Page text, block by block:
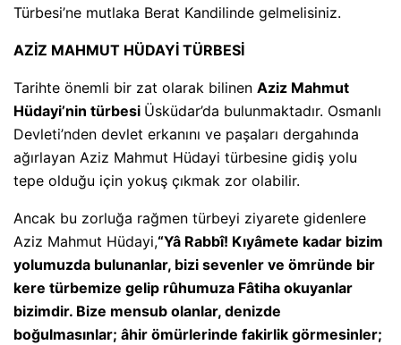
Türbesi’ne mutlaka Berat Kandilinde gelmelisiniz.
AZİZ MAHMUT HÜDAYİ TÜRBESİ
Tarihte önemli bir zat olarak bilinen Aziz Mahmut
Hüdayi’nin türbesi Üsküdar’da bulunmaktadır. Osmanlı
Devleti’nden devlet erkanını ve paşaları dergahında
ağırlayan Aziz Mahmut Hüdayi türbesine gidiş yolu
tepe olduğu için yokuş çıkmak zor olabilir.
Ancak bu zorluğa rağmen türbeyi ziyarete gidenlere
Aziz Mahmut Hüdayi,“Yâ Rabbî! Kıyâmete kadar bizim
yolumuzda bulunanlar, bizi sevenler ve ömründe bir
kere türbemize gelip rûhumuza Fâtiha okuyanlar
bizimdir. Bize mensub olanlar, denizde
boğulmasınlar; âhir ömürlerinde fakirlik görmesinler;